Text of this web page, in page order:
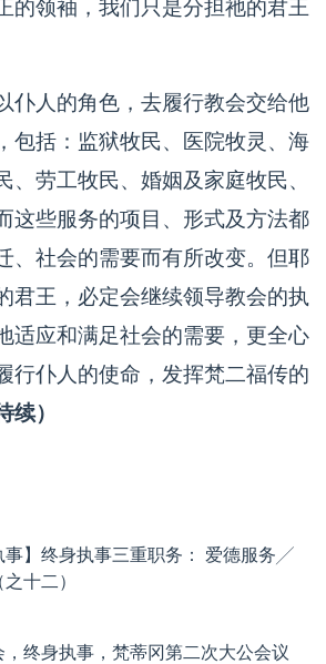
的领袖，我们只是分担祂的君王
仆人的角色，去履行教会交给他
包括：监狱牧民、医院牧灵、海
、劳工牧民、婚姻及家庭牧民、
这些服务的项目、形式及方法都
、社会的需要而有所改变。但耶
君王，必定会继续领导教会的执
适应和满足社会的需要，更全心
行仆人的使命，发挥梵二福传的
续）
事】终身执事三重职务： 爱德服务╱
十二）
终身执事，梵蒂冈第二次大公会议